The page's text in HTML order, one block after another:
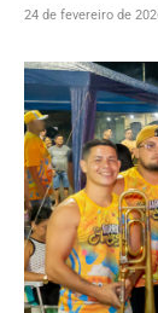
24 de fevereiro de